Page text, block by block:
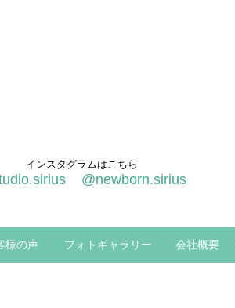
インスタグラムはこちら
@newborn.sirius
様の声 フォトギャラリー 会社概要